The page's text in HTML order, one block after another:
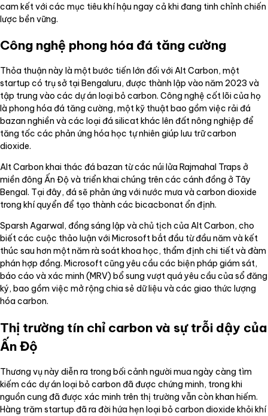
cam kết với các mục tiêu khí hậu ngay cả khi đang tinh chỉnh chiến
lược bền vững.
Công nghệ phong hóa đá tăng cường
Thỏa thuận này là một bước tiến lớn đối với Alt Carbon, một
startup có trụ sở tại Bengaluru, được thành lập vào năm 2023 và
tập trung vào các dự án loại bỏ carbon. Công nghệ cốt lõi của họ
là phong hóa đá tăng cường, một kỹ thuật bao gồm việc rải đá
bazan nghiền và các loại đá silicat khác lên đất nông nghiệp để
tăng tốc các phản ứng hóa học tự nhiên giúp lưu trữ carbon
dioxide.
Alt Carbon khai thác đá bazan từ các núi lửa Rajmahal Traps ở
miền đông Ấn Độ và triển khai chúng trên các cánh đồng ở Tây
Bengal. Tại đây, đá sẽ phản ứng với nước mưa và carbon dioxide
trong khí quyển để tạo thành các bicacbonat ổn định.
Sparsh Agarwal, đồng sáng lập và chủ tịch của Alt Carbon, cho
biết các cuộc thảo luận với Microsoft bắt đầu từ đầu năm và kết
thúc sau hơn một năm rà soát khoa học, thẩm định chi tiết và đàm
phán hợp đồng. Microsoft cũng yêu cầu các biện pháp giám sát,
báo cáo và xác minh (MRV) bổ sung vượt quá yêu cầu của sổ đăng
ký, bao gồm việc mở rộng chia sẻ dữ liệu và các giao thức lượng
hóa carbon.
Thị trường tín chỉ carbon và sự trỗi dậy của
Ấn Độ
Thương vụ này diễn ra trong bối cảnh người mua ngày càng tìm
kiếm các dự án loại bỏ carbon đã được chứng minh, trong khi
nguồn cung đã được xác minh trên thị trường vẫn còn khan hiếm.
Hàng trăm startup đã ra đời hứa hẹn loại bỏ carbon dioxide khỏi khí